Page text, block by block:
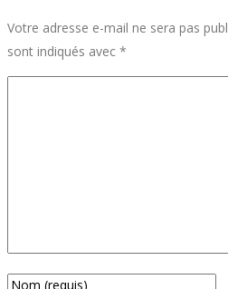
Votre adresse e-mail ne sera pas
sont indiqués avec *